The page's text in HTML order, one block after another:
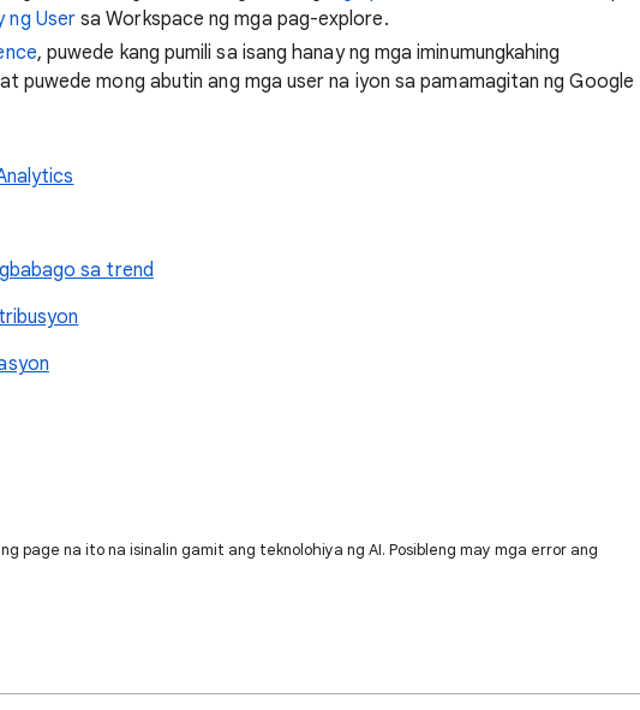
ng User sa Workspace ng mga pag-explore.
, puwede kang pumili sa isang hanay ng mga iminumungkahing
at puwede mong abutin ang mga user na iyon sa pamamagitan ng Google
sa trend
page na ito na isinalin gamit ang teknolohiya ng AI. Posibleng may mga error ang